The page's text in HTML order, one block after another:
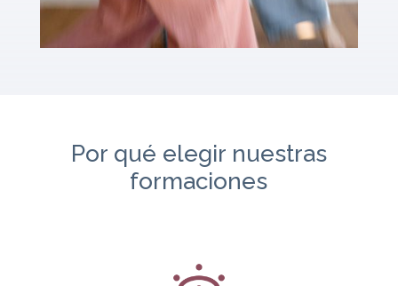
Por qué elegir nuestras
formaciones